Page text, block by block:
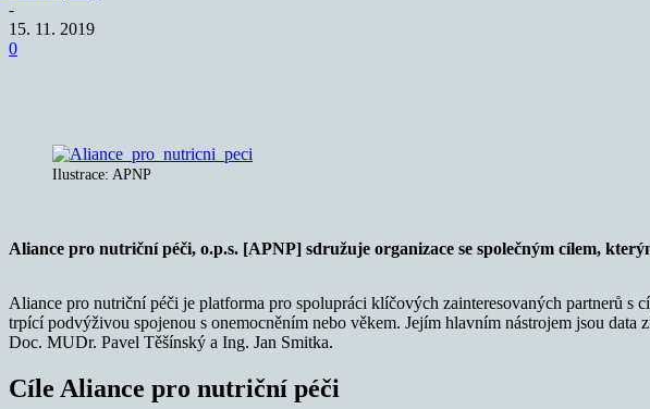
-
15. 11. 2019
0
Ilustrace: APNP
Aliance pro nutriční péči, o.p.s. [APNP] sdružuje organizace se společným cílem,
Aliance pro nutriční péči je platforma pro spolupráci klíčových zainteresovaných partnerů
trpící podvýživou spojenou s onemocněním nebo věkem. Jejím hlavním nástrojem jsou
Doc. MUDr. Pavel Těšínský a Ing. Jan Smitka.
Cíle Aliance pro nutriční péči